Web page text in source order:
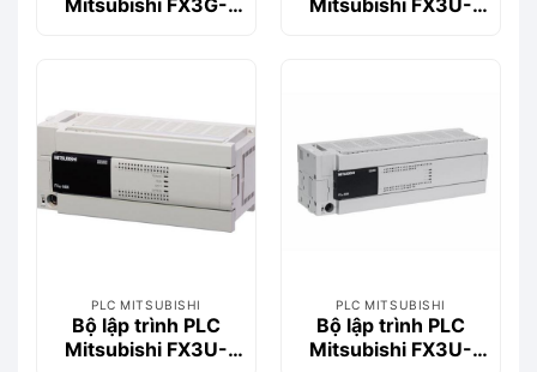
Mitsubishi FX3G-
Mitsubishi FX3U-
PLC MITSUBISHI
Bộ lập trình PLC
Mitsubishi FX3U-
PLC MITSUBISHI
Bộ lập trình PLC
Mitsubishi FX3U-